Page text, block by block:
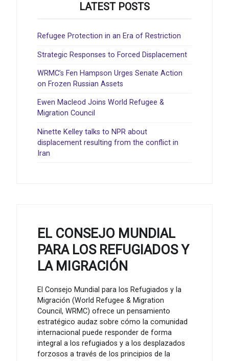
LATEST POSTS
Refugee Protection in an Era of Restriction
Strategic Responses to Forced Displacement
WRMC’s Fen Hampson Urges Senate Action
on Frozen Russian Assets
Ewen Macleod Joins World Refugee &
Migration Council
Ninette Kelley talks to NPR about
displacement resulting from the conflict in
Iran
EL CONSEJO MUNDIAL
PARA LOS REFUGIADOS Y
LA MIGRACIÓN
El Consejo Mundial para los Refugiados y la
Migración (World Refugee & Migration
Council, WRMC) ofrece un pensamiento
estratégico audaz sobre cómo la comunidad
internacional puede responder de forma
integral a los refugiados y a los desplazados
forzosos a través de los principios de la